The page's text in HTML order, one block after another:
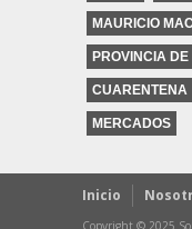
MAURICIO
PROVINCIA
CUARENTENA
MERCADOS
Inicio